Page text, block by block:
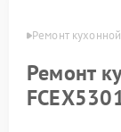
Ремонт
Ремонт